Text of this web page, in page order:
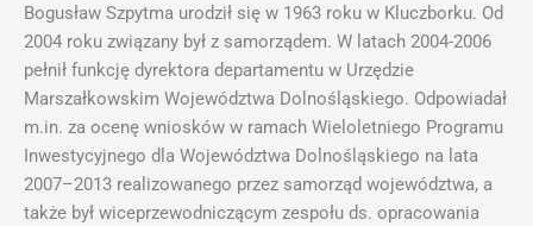
Bogusław Szpytma urodził się w 1963 roku w Kluczborku. Od
2004 roku związany był z samorządem. W latach 2004-2006
pełnił funkcję dyrektora departamentu w Urzędzie
Marszałkowskim Województwa Dolnośląskiego. Odpowiadał
m.in. za ocenę wniosków w ramach Wieloletniego Programu
Inwestycyjnego dla Województwa Dolnośląskiego na lata
2007–2013 realizowanego przez samorząd województwa, a
także był wiceprzewodniczącym zespołu ds. opracowania